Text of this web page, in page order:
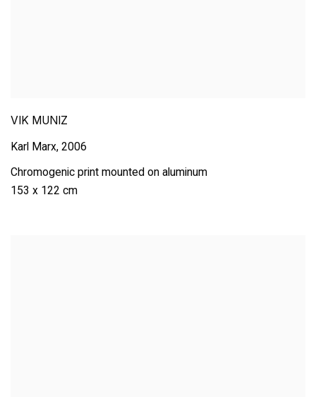
VIK MUNIZ
Karl Marx, 2006
Chromogenic print mounted on aluminum
153 x 122 cm